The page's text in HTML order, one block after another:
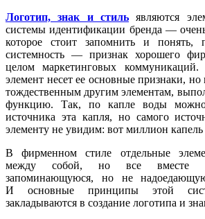
Логотип, знак и стиль являются
системы идентификации бренда —
которое стоит запомнить и понять,
системность — признак хорошего
целом маркетинговых
элемент несет ее основные признаки, но
тождественным другим элементам,
функцию. Так, по капле воды можно
источника эта капля, но самого
элементу не увидим: вот миллион
В фирменном стиле отдельные
между собой, но все вместе
запоминающуюся, но не
И основные принципы этой
закладываются в создание логотипа и